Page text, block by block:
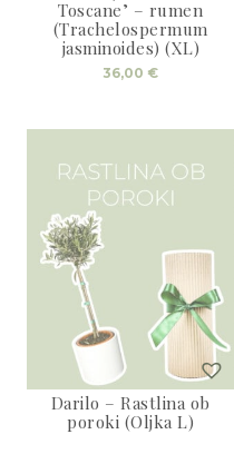
Toscane’ – rumen
(Trachelospermum
jasminoides) (XL)
36,00 €
Darilo – Rastlina ob
poroki (Oljka L)